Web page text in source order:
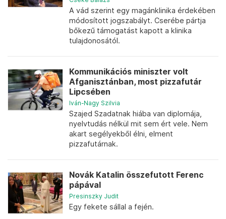
A vád szerint egy magánklinika érdekében
módosított jogszabályt. Cserébe pártja
bőkezű támogatást kapott a klinika
tulajdonosától.
Kommunikációs miniszter volt
Afganisztánban, most pizzafutár
Lipcsében
Iván-Nagy Szilvia
Szajed Szadatnak hiába van diplomája,
nyelvtudás nélkül mit sem ért vele. Nem
akart segélyekből élni, elment
pizzafutárnak.
Novák Katalin összefutott Ferenc
pápával
Presinszky Judit
Egy fekete sállal a fején.